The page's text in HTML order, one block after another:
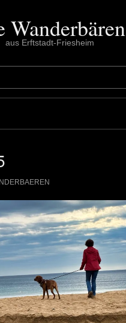
Wanderbären
aus Erftstadt-Friesheim